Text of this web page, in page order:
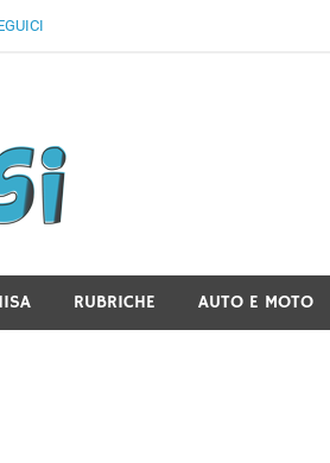
Il Blog Di
RUBRICHE AUTO E MOTO